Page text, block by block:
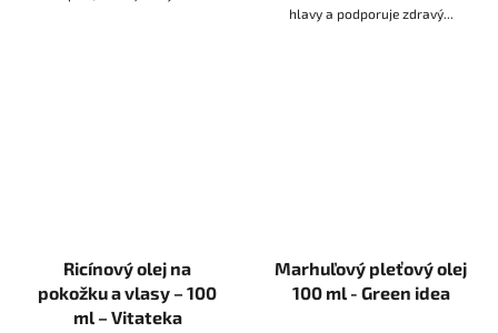
hlavy a podporuje zdravý...
Ricínový olej na
pokožku a vlasy – 100
ml – Vitateka
Marhuľový pleťový olej
100 ml - Green idea